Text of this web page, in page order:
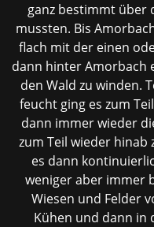
ganz bestimmt über
mussten. Bis
flach mit der einen
dann hinter Amorbach
den Wald zu winden.
feucht ging es zum
dann immer wieder
zum Teil wieder hinab
es dann
weniger aber immer
Wiesen und Felder
Kühen und dann in